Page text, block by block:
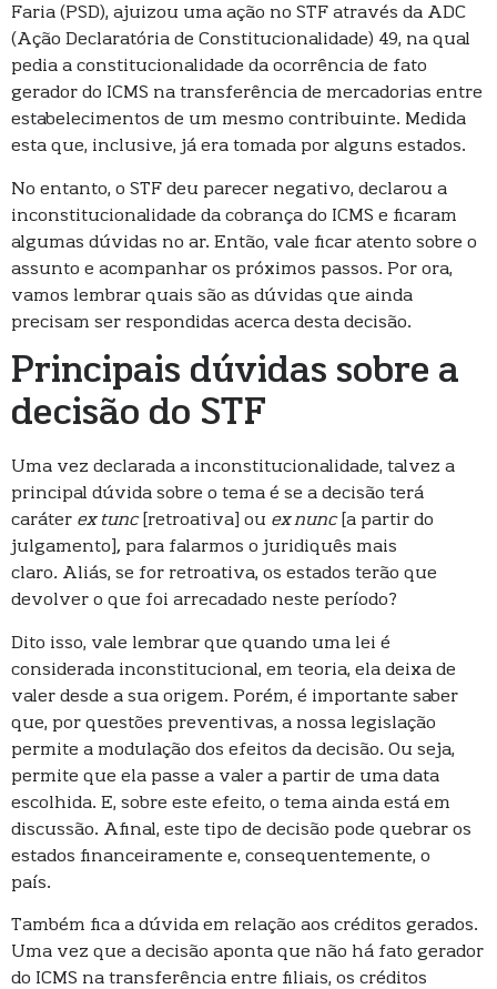
Faria (PSD), ajuizou uma ação no STF através da ADC
(Ação Declaratória de Constitucionalidade) 49, na qual
pedia a constitucionalidade da ocorrência de fato
gerador do ICMS na transferência de mercadorias entre
estabelecimentos de um mesmo contribuinte. Medida
esta que, inclusive, já era tomada por alguns estados.
No entanto, o STF deu parecer negativo, declarou a
inconstitucionalidade da cobrança do ICMS e ficaram
algumas dúvidas no ar. Então, vale ficar atento sobre o
assunto e acompanhar os próximos passos. Por ora,
vamos lembrar quais são as dúvidas que ainda
precisam ser respondidas acerca desta decisão.
Principais dúvidas sobre a
decisão do STF
Uma vez declarada a inconstitucionalidade, talvez a
principal dúvida sobre o tema é se a decisão terá
caráter ex tunc[retroativa] ou ex nunc [a partir do
julgamento] , para falarmos o juridiquês mais
claro. Aliás, se for retroativa, os estados terão que
devolver o que foi arrecadado neste período?
Dito isso, vale lembrar que quando uma lei é
considerada inconstitucional, em teoria, ela deixa de
valer desde a sua origem. Porém, é importante saber
que, por questões preventivas, a nossa legislação
permite a modulação dos efeitos da decisão. Ou seja,
permite que ela passe a valer a partir de uma data
escolhida. E, sobre este efeito, o tema ainda está em
discussão. Afinal, este tipo de decisão pode quebrar os
estados financeiramente e, consequentemente, o
país.
Também fica a dúvida em relação aos créditos gerados.
Uma vez que a decisão aponta que não há fato gerador
do ICMS na transferência entre filiais, os créditos